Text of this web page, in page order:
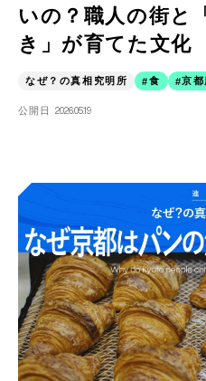
いの？職人の街と
き」が育てた文化
なぜ？の真相究明所 食 京都
公開日 2026.05.19